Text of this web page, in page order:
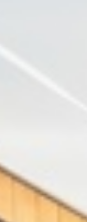
Reparaturen
auch Kurierdienste
mit zuverlässigen
Sie die
und konzentrieren